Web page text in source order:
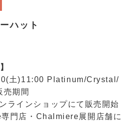
ハット
土)11:00 Platinum/Crystal/
期間
ラインショップにて販売開始
門店・Chalmiere展開店舗に